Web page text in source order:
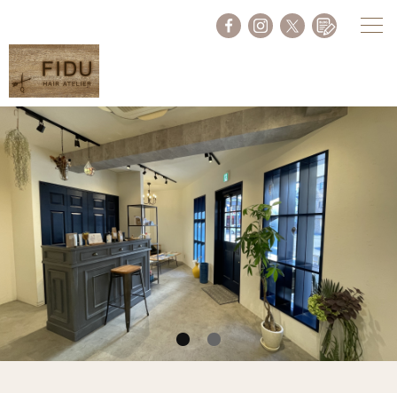
2
FacebookInstagramTwitter